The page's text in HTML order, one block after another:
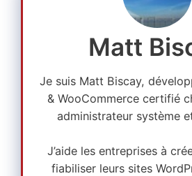
Matt
Je suis Matt Biscay,
& WooCommerce certifié
administrateur système
J’aide les entreprises à
fiabiliser leurs sites